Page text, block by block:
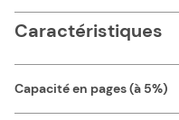
Caractéristiques
Capacité en pages (à 5%)